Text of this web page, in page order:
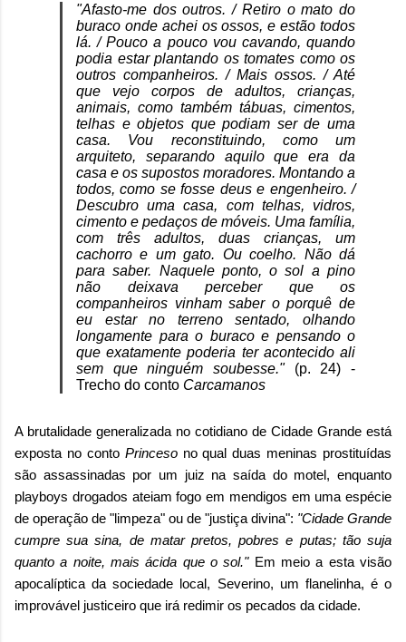
"Afasto-me dos outros. / Retiro o mato do
buraco onde achei os ossos, e estão todos
lá. / Pouco a pouco vou cavando, quando
podia estar plantando os tomates como os
outros companheiros. / Mais ossos. / Até
que vejo corpos de adultos, crianças,
animais, como também tábuas, cimentos,
telhas e objetos que podiam ser de uma
casa. Vou reconstituindo, como um
arquiteto, separando aquilo que era da
casa e os supostos moradores. Montando a
todos, como se fosse deus e engenheiro. /
Descubro uma casa, com telhas, vidros,
cimento e pedaços de móveis. Uma família,
com três adultos, duas crianças, um
cachorro e um gato. Ou coelho. Não dá
para saber. Naquele ponto, o sol a pino
não deixava perceber que os
companheiros vinham saber o porquê de
eu estar no terreno sentado, olhando
longamente para o buraco e pensando o
que exatamente poderia ter acontecido ali
sem que ninguém soubesse."(p. 24) -
Trecho do conto Carcamanos
A brutalidade generalizada no cotidiano de Cidade Grande está
exposta no conto Princesono qual duas meninas prostituídas
são assassinadas por um juiz na saída do motel, enquanto
playboys drogados ateiam fogo em mendigos em uma espécie
de operação de "limpeza" ou de "justiça divina": "Cidade Grande
cumpre sua sina, de matar pretos, pobres e putas; tão suja
quanto a noite, mais ácida que o sol."Em meio a esta visão
apocalíptica da sociedade local, Severino, um flanelinha, é o
improvável justiceiro que irá redimir os pecados da cidade.